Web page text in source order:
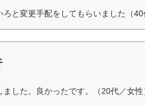
と変更手配をしてもらいました（40
した。良かったです。（20代／女性